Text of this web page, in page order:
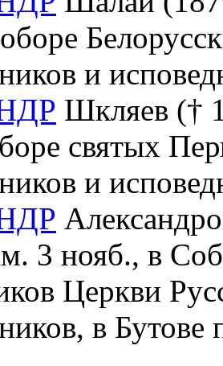
и
Шкляев (†
святых
и
3 нояб., в
Церкви
в Бутове